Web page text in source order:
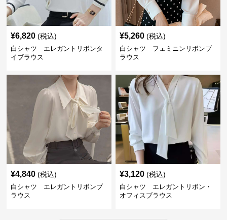
¥6,820 (税込)
白シャツ エレガントリボンタ
イブラウス
¥5,260 (税込)
白シャツ フェミニンリボンブ
ラウス
¥4,840 (税込)
白シャツ エレガントリボンブ
ラウス
¥3,120 (税込)
白シャツ エレガントリボン・
オフィスブラウス